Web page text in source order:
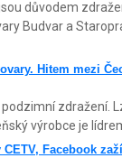
důvodem
Budvar a
Hitem mezi
zdražení.
výrobce je
Facebook